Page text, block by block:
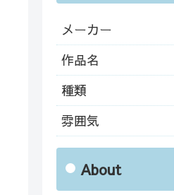
メーカー
作品名
種類
雰囲気
About